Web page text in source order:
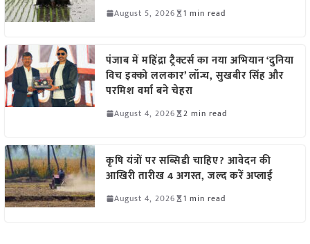
August 5, 2026 1 min read
पंजाब में महिंद्रा ट्रैक्टर्स का नया अभियान ‘दुनिया
विच इक्को ललकार’ लॉन्च, सुखबीर सिंह और
परमिश वर्मा बने चेहरा
August 4, 2026 2 min read
कृषि यंत्रों पर सब्सिडी चाहिए? आवेदन की
आखिरी तारीख 4 अगस्त, जल्द करें अप्लाई
August 4, 2026 1 min read